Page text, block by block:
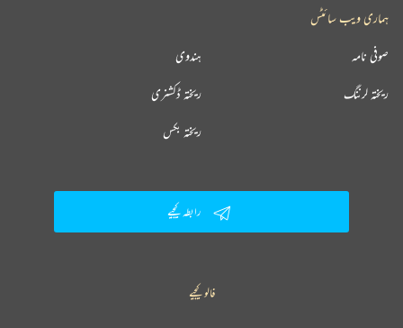
ہماری ویب سائٹس
ہندوی صوفی نامہ
ریختہ ڈکشنری ریختہ لرننگ
ریختہ بکس
رابطہ کیجیے
فالو کیجیے